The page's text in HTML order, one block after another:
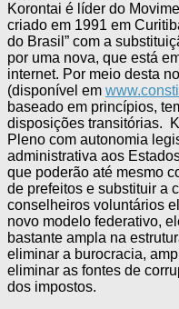
Korontai é líder do
criado em 1991 em
do Brasil” com a
por uma nova, que está
internet. Por meio desta
(disponível em
baseado em princípios,
disposições transitórias.
Pleno com autonomia
administrativa aos
que poderão até mesmo
de prefeitos e substituir a
conselheiros voluntários
novo modelo federativo,
bastante ampla na
eliminar a burocracia,
eliminar as fontes de
dos impostos.